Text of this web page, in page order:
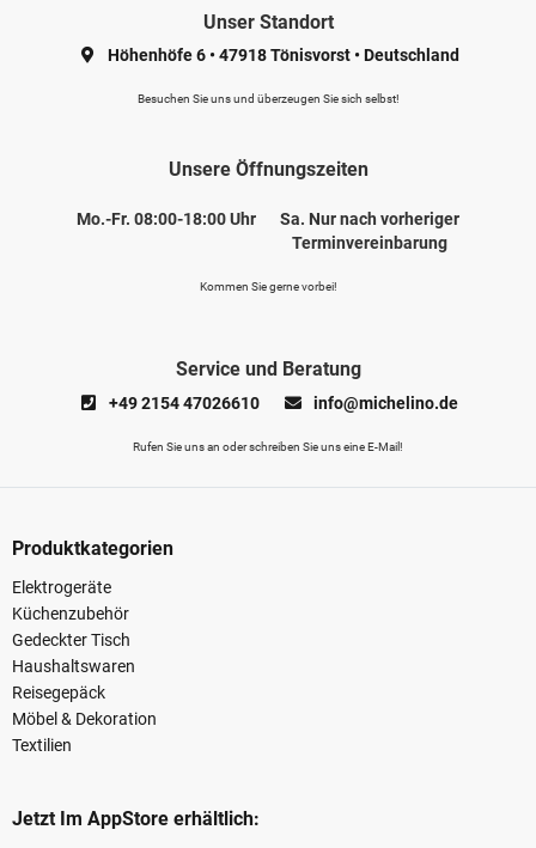
Unser Standort
Höhenhöfe 6 •47918 Tönisvorst •Deutschland
Besuchen Sie uns und überzeugen Sie sich selbst!
Unsere Öffnungszeiten
Mo.-Fr. 08:00-18:00 Uhr
Sa. Nur nach vorheriger
Terminvereinbarung
Kommen Sie gerne vorbei!
Service und Beratung
+49 2154 47026610 info@michelino.de
Rufen Sie uns an oder schreiben Sie uns eine E-Mail!
Produktkategorien
Elektrogeräte
Küchenzubehör
Gedeckter Tisch
Haushaltswaren
Reisegepäck
Möbel & Dekoration
Textilien
Jetzt Im AppStore erhältlich: